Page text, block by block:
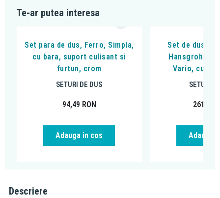
Te-ar putea interesa
Set para de dus, Ferro, Simpla,
cu bara, suport culisant si
furtun, crom
SETURI DE DUS
94,49 RON
Adauga in cos
Set de dus cu
Hansgrohe,
Vario, cu
SETURI
261,00
Adauga
Descriere